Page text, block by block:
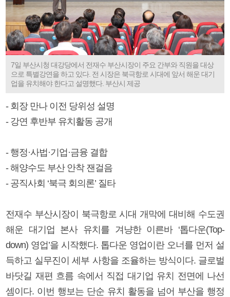
7일 부산시청 대강당에서 전재수 부산시장이 주요 간부와 직원을 대상
으로 특별강연을 하고 있다. 전 시장은 북극항로 시대에 앞서 해운 대기
업을 유치해야 한다고 설명했다. 부산시 제공
- 회장 만나 이전 당위성 설명
- 강연 후반부 유치활동 공개
- 행정·사법·기업·금융 결합
- 해양수도 부산 안착 잰걸음
- 공직사회 ‘북극 회의론’ 질타
전재수 부산시장이 북극항로 시대 개막에 대비해 수도권
해운 대기업 본사 유치를 겨냥한 이른바 ‘톱다운(Top-
down) 영업’을 시작했다. 톱다운 영업이란 오너를 먼저 설
득하고 실무진이 세부 사항을 조율하는 방식이다. 글로벌
바닷길 재편 흐름 속에서 직접 대기업 유치 전면에 나선
셈이다. 이번 행보는 단순 유치 활동을 넘어 부산을 행정